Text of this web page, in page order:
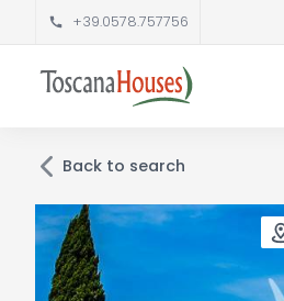
+39.0578.757756
Back to search